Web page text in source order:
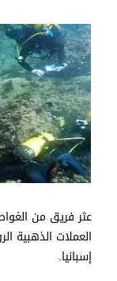
عثر فريق من
العملات الذهبية
إسبانيا.